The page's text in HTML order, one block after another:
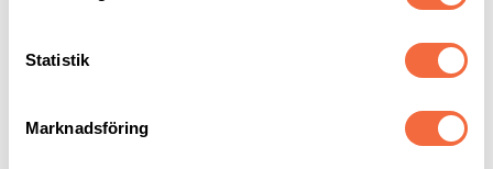
Statistik
Marknadsföring
Nyheter
Produkter